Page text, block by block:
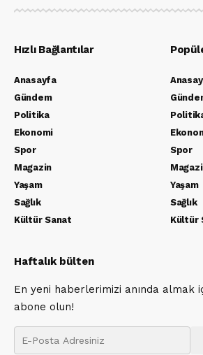
Hızlı Bağlantılar
Anasayfa
Gündem
Politika
Ekonomi
Spor
Magazin
Yaşam
Sağlık
Kültür Sanat
Spor
Yaşam
Sağlık
Kültür
Haftalık bülten
En yeni haberlerimizi anında almak
abone olun!